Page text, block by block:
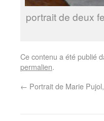
portrait de deux
Ce contenu a été publié
permalien.
← Portrait de Marie